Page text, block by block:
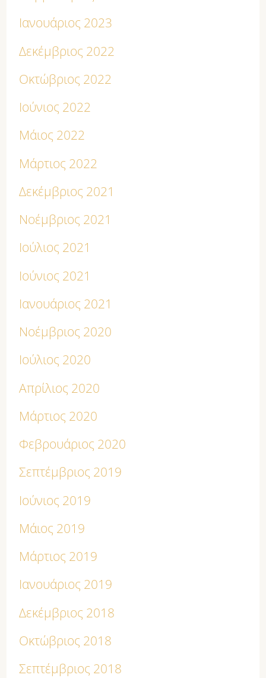
Ιανουάριος 2023
Δεκέμβριος 2022
Οκτώβριος 2022
Ιούνιος 2022
Μάιος 2022
Μάρτιος 2022
Δεκέμβριος 2021
Νοέμβριος 2021
Ιούλιος 2021
Ιούνιος 2021
Ιανουάριος 2021
Νοέμβριος 2020
Ιούλιος 2020
Απρίλιος 2020
Μάρτιος 2020
Φεβρουάριος 2020
Σεπτέμβριος 2019
Ιούνιος 2019
Μάιος 2019
Μάρτιος 2019
Ιανουάριος 2019
Δεκέμβριος 2018
Οκτώβριος 2018
Σεπτέμβριος 2018